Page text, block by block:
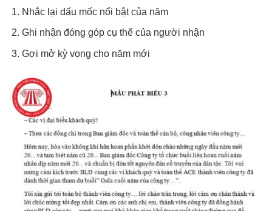
Nhắc lại dấu mốc nổi bật của năm
Ghi nhận đóng góp cụ thể của người nhận
Gợi mở kỳ vọng cho năm mới